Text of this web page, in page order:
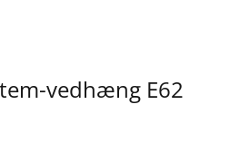
vedhæng E62